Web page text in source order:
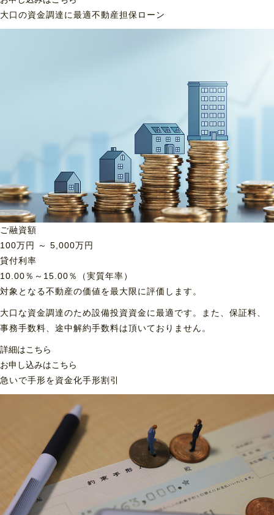
大口の資金調達に最適不動産担保ローン
ご融資額
100万円 ～ 5,000万円
貸付利率
10.00％～15.00％（実質年率）
対象となる不動産の価値を最大限に評価します。
大口な資金調達のため設備投資資金に最適です。また、保証料、
事務手数料、途中解約手数料は頂いておりません。
詳細はこちら
お申し込みはこちら
急いで手形を資金化手形割引